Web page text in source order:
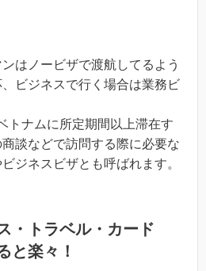
はノービザで渡航してるよう
ビジネスで行く場合は業務ビ
トナムに所定期間以上滞在す
談などで訪問する際に必要な
ジネスビザとも呼ばれます。
・トラベル・カード
と楽々！